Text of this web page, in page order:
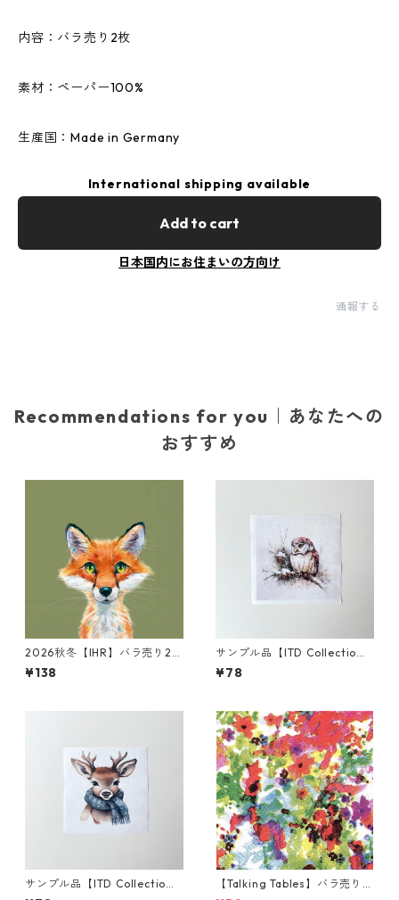
内容：バラ売り2枚
素材：ペーパー100%
生産国：Made in Germany
International shipping available
Add to cart
日本国内にお住まいの方向け
通報する
Recommendations for you｜あなたへの
おすすめ
2026秋冬【IHR】バラ売り2枚
ランチサイズ ペーパーナプキ
ン Fox Rocco グリーン
¥138
サンプル品【ITD Collectio
n】ミニサイズ ライスペーパー
RSM2951 デコパージュ
¥78
サンプル品【ITD Collectio
n】ミニサイズ ライスペーパー
【Talking Tables】バラ売り1
枚 ポケットサイズ ペーパーナ